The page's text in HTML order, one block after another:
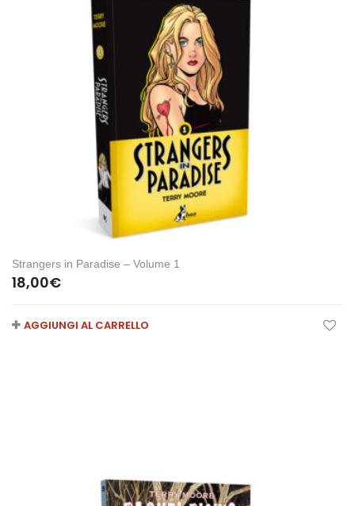
Strangers in Paradise – Volume 1
18,00€
AGGIUNGI AL CARRELLO